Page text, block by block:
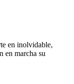
en inolvidable,
en marcha su